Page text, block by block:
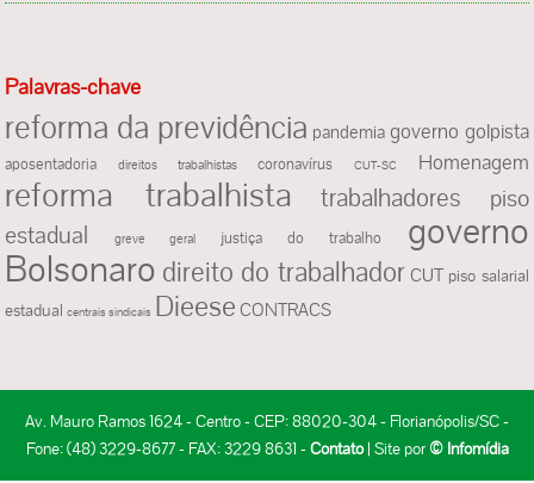
Palavras-chave
reforma da previdência pandemia governo golpista
aposentadoria direitos trabalhistas coronavírus CUT-SC Homenagem
reforma trabalhista trabalhadores
piso
estadual
greve geral justiça do trabalho
governo
Bolsonaro direito do trabalhador CUT piso salarial
estadual centrais sindicais Dieese CONTRACS
Av. Mauro Ramos 1624 - Centro - CEP: 88020-304 - Florianópolis/SC -
Fone: (48) 3229-8677 - FAX: 3229 8631 -Contato| Site por© Infomídia